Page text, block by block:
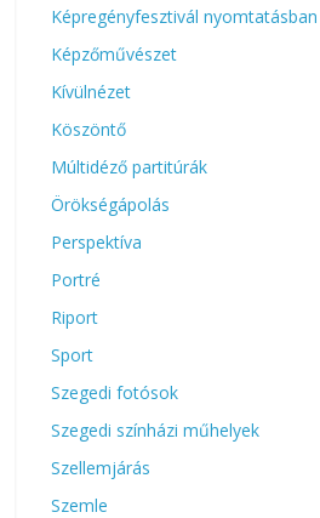
Képregényfesztivál nyomtatásban
Képzőművészet
Kívülnézet
Köszöntő
Múltidéző partitúrák
Örökségápolás
Perspektíva
Portré
Riport
Sport
Szegedi fotósok
Szegedi színházi műhelyek
Szellemjárás
Szemle